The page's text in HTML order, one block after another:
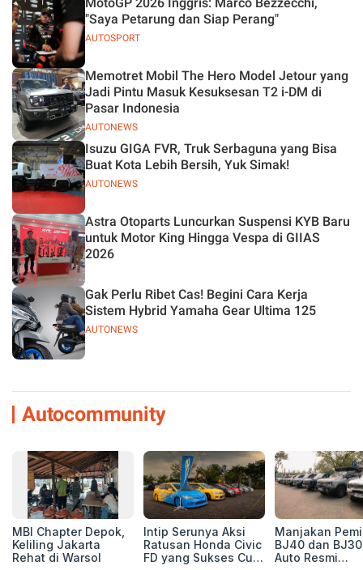
AUTOSPORT
"Saya Petarung dan Siap Perang"
AUTONEWS
Memotret Mobil The Hero Model Jetour yang
Jadi Pintu Masuk Kesuksesan T2 i-DM di
Pasar Indonesia
AUTONEWS
Isuzu GIGA FVR, Truk Serbaguna yang Bisa
Buat Kota Lebih Bersih, Yuk Simak!
Astra Otoparts Luncurkan Suspensi KYB Baru
untuk Motor King Hingga Vespa di GIIAS
2026
AUTONEWS
Gak Perlu Ribet Cas! Begini Cara Kerja
Sistem Hybrid Yamaha Gear Ultima 125
Autocommunity
MBI Chapter Depok,
Keliling Jakarta
Rehat di Warsol
Intip Serunya Aksi
Ratusan Honda Civic
FD yang Sukses Curi
Manjakan
BJ40 dan
Auto Resmi